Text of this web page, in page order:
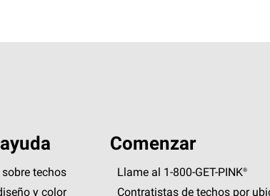
techos
y color
Comenzar
Llame al 1-800-GET -PINK®
Contratistas de techos por